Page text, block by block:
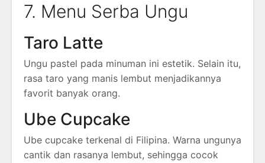
7. Menu Serba Ungu
Taro Latte
Ungu pastel pada minuman ini estetik. Selain itu,
rasa taro yang manis lembut menjadikannya
favorit banyak orang.
Ube Cupcake
Ube cupcake terkenal di Filipina. Warna ungunya
cantik dan rasanya lembut, sehingga cocok